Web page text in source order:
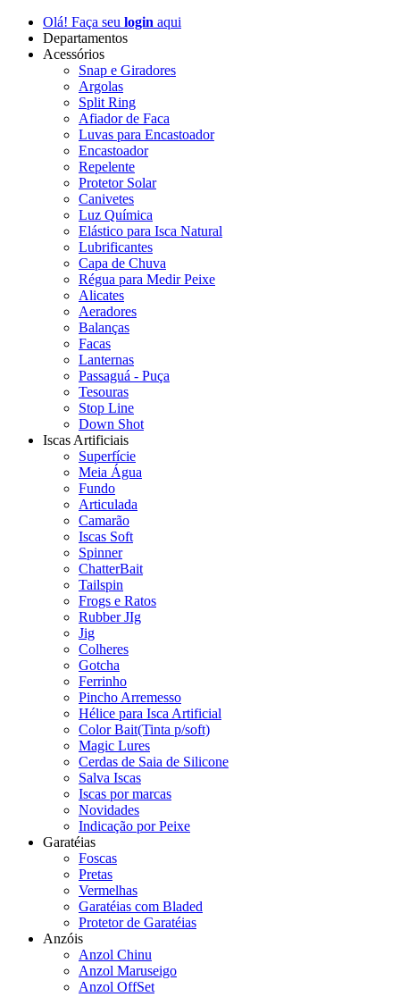
Olá! Faça seu login aqui
Departamentos
Acessórios
Snap e Giradores
Argolas
Split Ring
Afiador de Faca
Luvas para Encastoador
Encastoador
Repelente
Protetor Solar
Canivetes
Luz Química
Elástico para Isca Natural
Lubrificantes
Capa de Chuva
Régua para Medir Peixe
Alicates
Aeradores
Balanças
Facas
Lanternas
Passaguá - Puça
Tesouras
Stop Line
Down Shot
Iscas Artificiais
Superfície
Meia Água
Fundo
Articulada
Camarão
Iscas Soft
Spinner
ChatterBait
Tailspin
Frogs e Ratos
Rubber JIg
Jig
Colheres
Gotcha
Ferrinho
Pincho Arremesso
Hélice para Isca Artificial
Color Bait(Tinta p/soft)
Magic Lures
Cerdas de Saia de Silicone
Salva Iscas
Iscas por marcas
Novidades
Indicação por Peixe
Garatéias
Foscas
Pretas
Vermelhas
Garatéias com Bladed
Protetor de Garatéias
Anzóis
Anzol Chinu
Anzol Maruseigo
Anzol OffSet